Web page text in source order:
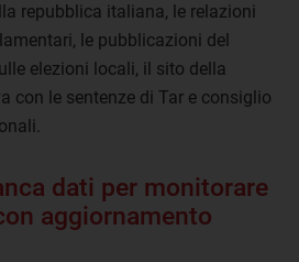
repubblica italiana, le relazioni
le pubblicazioni del
elezioni locali, il sito della
con le sentenze di Tar e consiglio
dati per monitorare
aggiornamento